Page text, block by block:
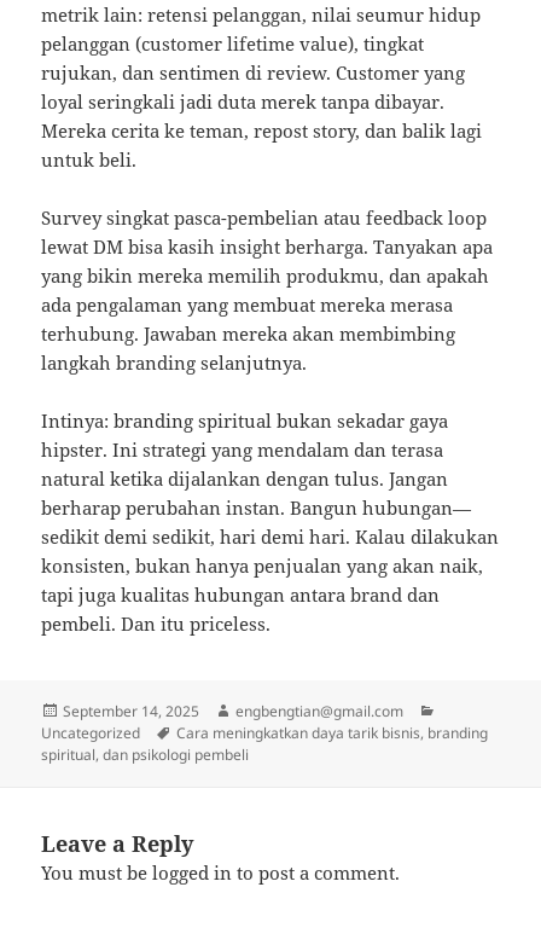
metrik lain: retensi pelanggan, nilai seumur hidup
pelanggan (customer lifetime value), tingkat
rujukan, dan sentimen di review. Customer yang
loyal seringkali jadi duta merek tanpa dibayar.
Mereka cerita ke teman, repost story, dan balik lagi
untuk beli.
Survey singkat pasca-pembelian atau feedback loop
lewat DM bisa kasih insight berharga. Tanyakan apa
yang bikin mereka memilih produkmu, dan apakah
ada pengalaman yang membuat mereka merasa
terhubung. Jawaban mereka akan membimbing
langkah branding selanjutnya.
Intinya: branding spiritual bukan sekadar gaya
hipster. Ini strategi yang mendalam dan terasa
natural ketika dijalankan dengan tulus. Jangan
berharap perubahan instan. Bangun hubungan—
sedikit demi sedikit, hari demi hari. Kalau dilakukan
konsisten, bukan hanya penjualan yang akan naik,
tapi juga kualitas hubungan antara brand dan
pembeli. Dan itu priceless.
Posted
on
September 14, 2025 Author
engbengtian@gmail.com
Uncategorized
Tags
Cara meningkatkan daya tarik bisnis, branding
spiritual, dan psikologi pembeli
Leave a Reply
You must belogged in to post a comment.